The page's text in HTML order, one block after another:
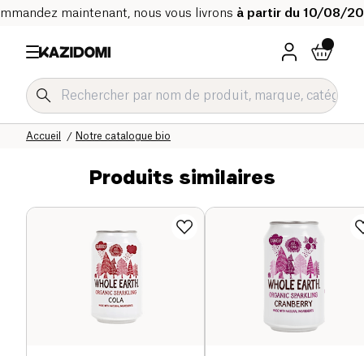
maintenant, nous vous livrons à partir du 10/08/
Notre catalogue bio
Accueil
Produits similaires